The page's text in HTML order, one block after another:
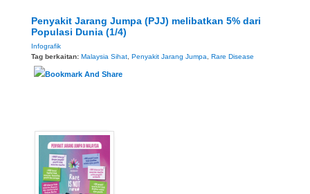
Penyakit Jarang Jumpa (PJJ) melibatkan 5% dari
Populasi Dunia (1/4)
Infografik
Tag berkaitan: Malaysia Sihat, Penyakit Jarang Jumpa, Rare Disease